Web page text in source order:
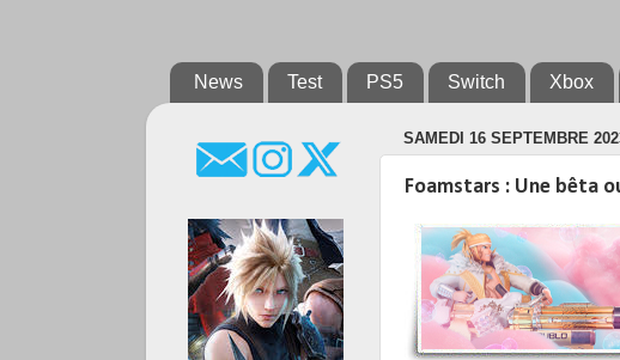
News Test PS5 Switch Xbox
SAMEDI 16 SEPTEMBRE
Foamstars : Une bêta